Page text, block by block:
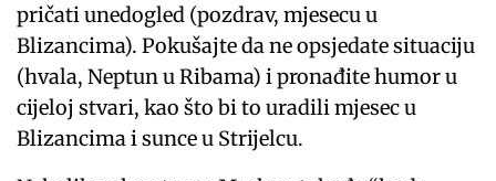
pričati unedogled (pozdrav, mjesecu u
Blizancima). Pokušajte da ne opsjedate situaciju
(hvala, Neptun u Ribama) i pronađite humor u
cijeloj stvari, kao što bi to uradili mjesec u
Blizancima i sunce u Strijelcu.